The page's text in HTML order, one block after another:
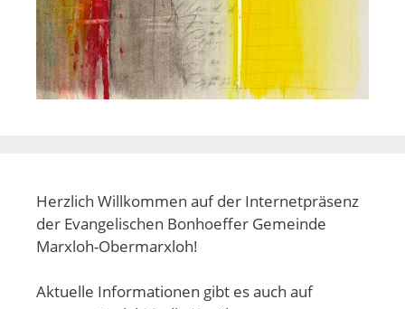
Herzlich Willkommen auf der Internetpräsenz
der Evangelischen Bonhoeffer Gemeinde
Marxloh-Obermarxloh!
Aktuelle Informationen gibt es auch auf